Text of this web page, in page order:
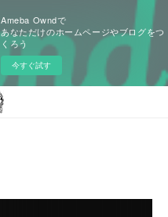
Ameba Owndで
あなただけのホームページやブログをつ
くろう
今すぐ試す